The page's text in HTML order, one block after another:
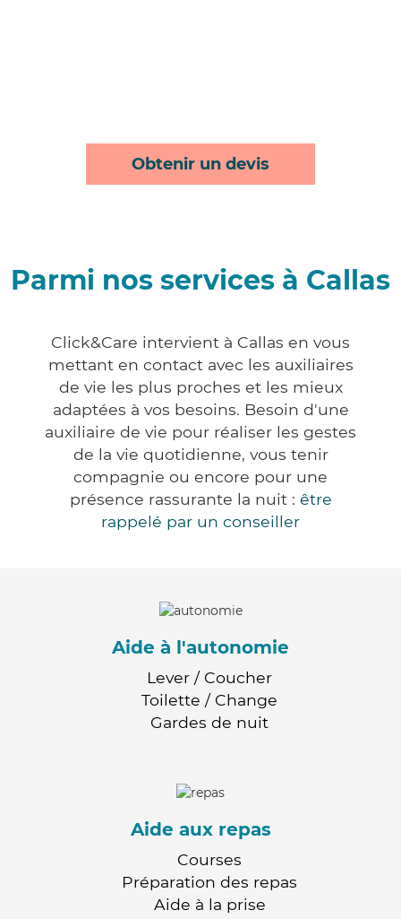
Obtenir un devis
Parmi nos services à Callas
Click&Care intervient à Callas en vous
mettant en contact avec les auxiliaires
de vie les plus proches et les mieux
adaptées à vos besoins. Besoin d'une
auxiliaire de vie pour réaliser les gestes
de la vie quotidienne, vous tenir
compagnie ou encore pour une
présence rassurante la nuit : être
rappelé par un conseiller
Aide à l'autonomie
Lever / Coucher
Toilette / Change
Gardes de nuit
Aide aux repas
Courses
Préparation des repas
Aide à la prise